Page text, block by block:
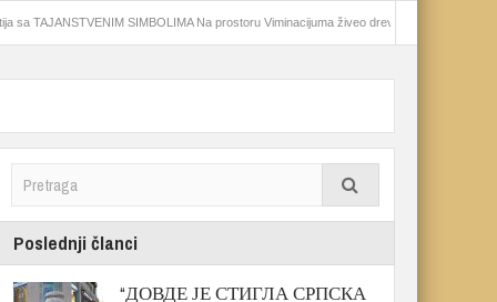
SIMBOLIMA Na prostoru Viminacijuma živeo drevni pokret
Poslednji članci
“ДОВДЕ ЈЕ СТИГЛА СРПСКА